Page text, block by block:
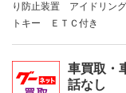
り防止装置 アイドリン
トキー ＥＴＣ付き
車買取・
話なし